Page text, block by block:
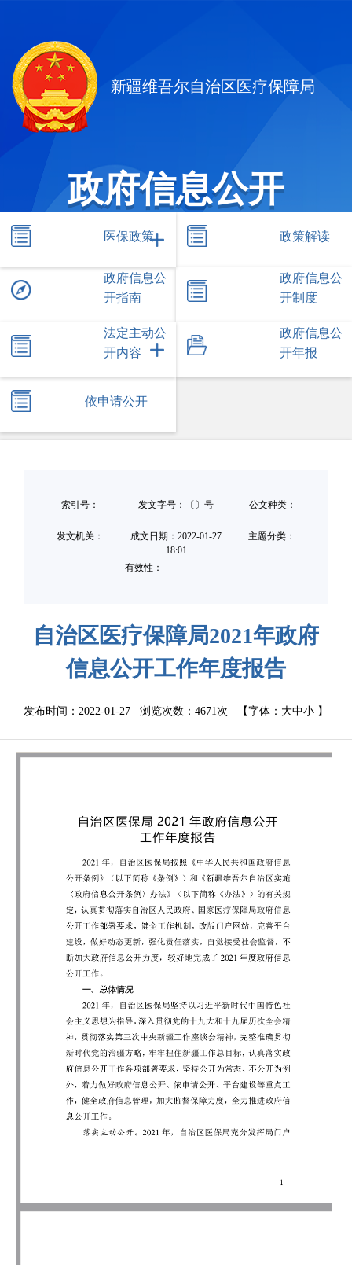
新疆维吾尔自治区医疗保障局
政府信息公开
医保政策 政策解读
政府信息公
开指南
政府信息公
开制度
法定主动公
开内容
政府信息公
开年报
依申请公开
索引号： 发文字号：〔〕号 公文种类：
发文机关： 成文日期： 2022-01-27
18:01
主题分类：
有效性：
自治区医疗保障局2021年政府
信息公开工作年度报告
发布时间：2022-01-27 浏览次数： 4671次 【字体： 大中小 】